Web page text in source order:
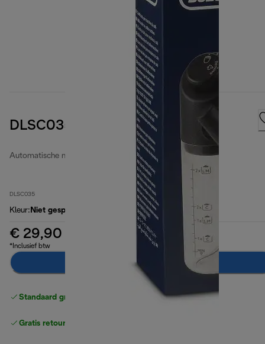
DLSC035
Automatische melkkannen
DLSC035
Kleur: Niet gespecificeerd
€ 29,90
*Inclusief btw
In winkelwagen
Standaard gratis verzending vanaf € 49
Gratis retourneren